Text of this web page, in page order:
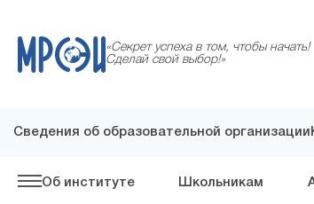
«Секрет успеха в том, чтобы начать!
Сделай свой выбор!»
Сведения об образовательной организации
Об институте Школьникам